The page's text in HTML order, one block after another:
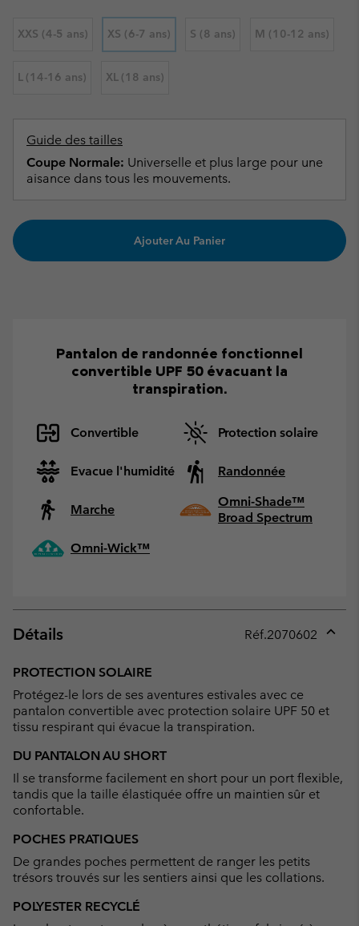
XXS (4-5 ans) XS (6-7 ans) S (8 ans) M (10-12 ans)
L (14-16 ans) XL (18 ans)
Guide des tailles
Coupe Normale: Universelle et plus large pour une
aisance dans tous les mouvements.
Ajouter Au Panier
Pantalon de randonnée fonctionnel
convertible UPF 50 évacuant la
transpiration.
Convertible Protection solaire
Evacue l'humidité Randonnée
Marche
Omni-Shade™
Broad Spectrum
Omni-Wick™
Détails Réf.2070602
PROTECTION SOLAIRE
Protégez-le lors de ses aventures estivales avec ce
pantalon convertible avec protection solaire UPF 50 et
tissu respirant qui évacue la transpiration.
DU PANTALON AU SHORT
Il se transforme facilement en short pour un port flexible,
tandis que la taille élastiquée offre un maintien sûr et
confortable.
POCHES PRATIQUES
De grandes poches permettent de ranger les petits
trésors trouvés sur les sentiers ainsi que les collations.
POLYESTER RECYCLÉ